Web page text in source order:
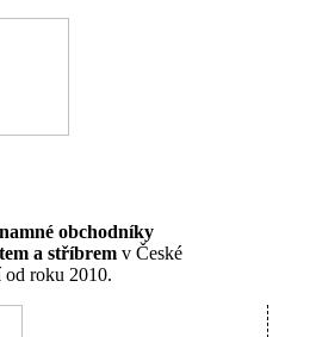
obchodníky
a stříbrem v České
od roku 2010.